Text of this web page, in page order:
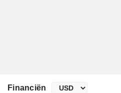
Financiën